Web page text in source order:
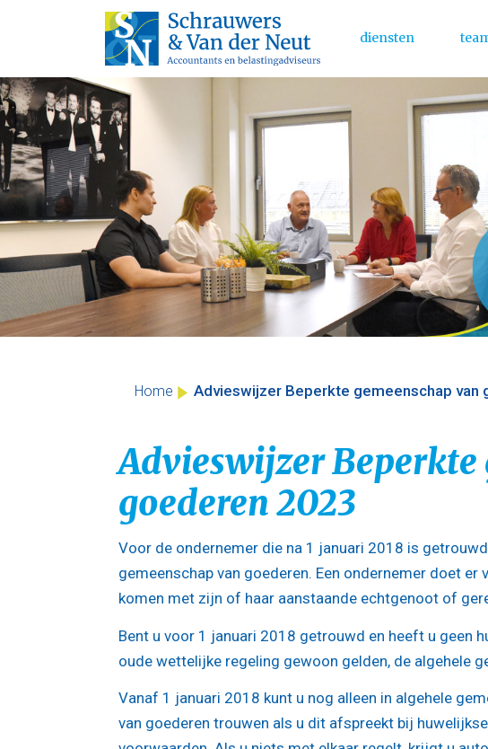
Skip
to
content
Main Menu
diensten
Home Advieswijzer Beperkte gemeenschap van
Advieswijzer Beperkte
goederen 2023
Voor de ondernemer die na 1 januari 2018 is
gemeenschap van goederen. Een ondernemer doet
komen met zijn of haar aanstaande echtgenoot of
Bent u voor 1 januari 2018 getrouwd en heeft u geen
oude wettelijke regeling gewoon gelden, de algehele
Vanaf 1 januari 2018 kunt u nog alleen in algehele
van goederen trouwen als u dit afspreekt bij huwelijkse